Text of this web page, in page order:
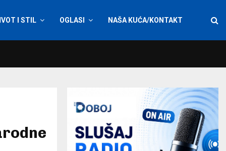
I STIL OGLASI NAŠA KUĆA/KONTAKT